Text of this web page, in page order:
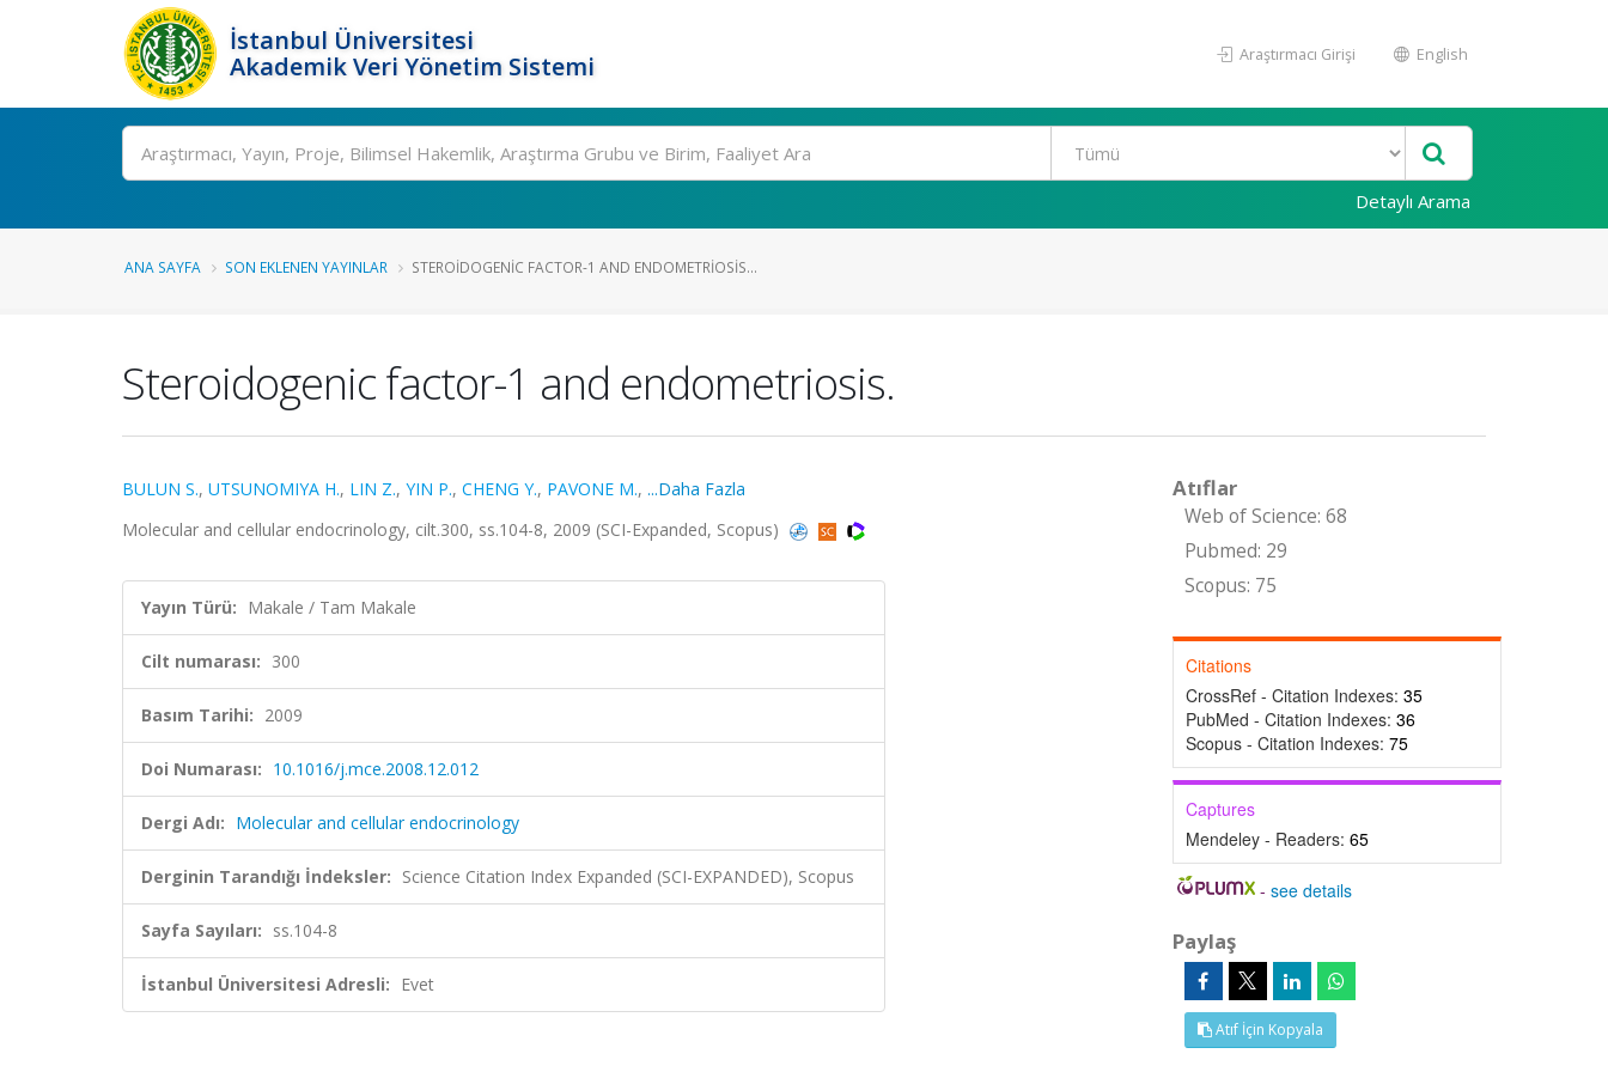
İstanbul Üniversitesi
Akademik Veri Yönetim Sistemi
Araştırmacı Girişi English
Ara
Detaylı Arama
ANA SAYFA SON EKLENEN YAYINLAR STEROIDOGENIC FACTOR-1 AND ENDOMETRIOSIS...
Steroidogenic factor-1 and endometriosis.
BULUN S., UTSUNOMIYA H., LIN Z., YIN P., CHENG Y., PAVONE M., ...Daha Fazla
Molecular and cellular endocrinology, cilt.300, ss.104-8, 2009 (SCI-Expanded, Scopus)
Yayın Türü: Makale / Tam Makale
Cilt numarası: 300
Basım Tarihi: 2009
Doi Numarası: 10.1016/j.mce.2008.12.012
Dergi Adı: Molecular and cellular endocrinology
Derginin Tarandığı İndeksler: Science Citation Index Expanded (SCI-EXPANDED), Scopus
Sayfa Sayıları: ss.104-8
İstanbul Üniversitesi Adresli: Evet
Atıflar
Web of Science: 68
Pubmed: 29
Scopus: 75
Citations
CrossRef - Citation Indexes: 35
PubMed - Citation Indexes: 36
Scopus - Citation Indexes: 75
Captures
Mendeley - Readers: 65
-see details
Paylaş
Atıf İçin Kopyala